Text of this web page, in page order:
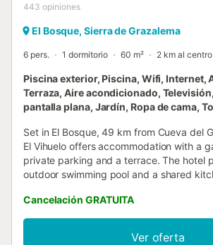
443 opiniones
El Bosque, Sierra de Grazalema
6 pers. 1 dormitorio 60 m² 2 km al centro
Piscina exterior, Piscina, Wifi, Internet,
Terraza, Aire acondicionado,
pantalla plana, Jardín, Ropa de cama,
Set in El Bosque, 49 km from Cueva del
El Vihuelo offers accommodation with a
private parking and a terrace. The hotel
outdoor swimming pool and a shared
Cancelación GRATUITA
Ver oferta